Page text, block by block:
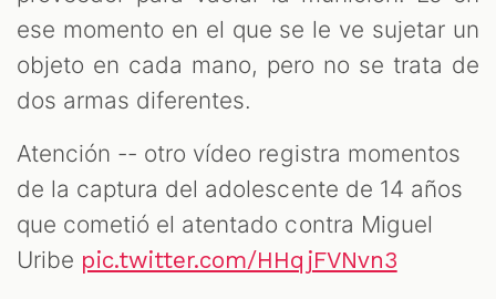
ese momento en el que se le ve sujetar un
objeto en cada mano, pero no se trata de
dos armas diferentes.
Atención -- otro vídeo registra momentos
de la captura del adolescente de 14 años
que cometió el atentado contra Miguel
Uribe pic.twitter.com/HHqjFVNvn3